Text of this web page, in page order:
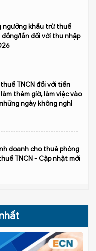
ngưỡng khấu trừ thuế
đồng/lần đối với thu nhập
TNCN đối với tiền
thêm giờ, làm việc vào
ngày không nghỉ
doanh cho thuê phòng
TNCN - Cập nhật mới